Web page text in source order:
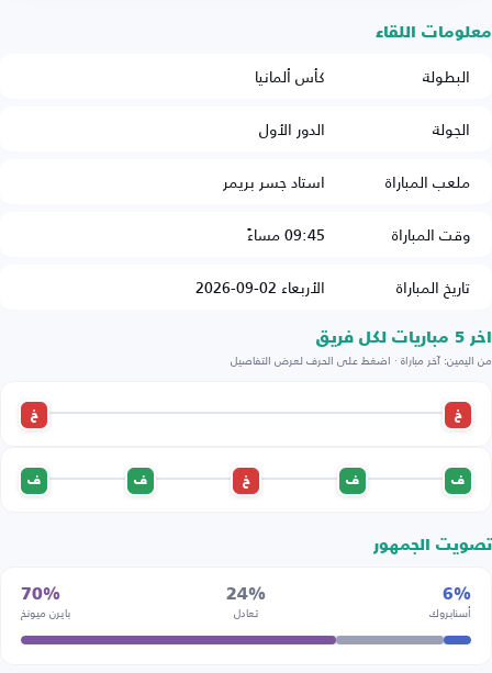
معلومات اللقاء
البطولة
كأس ألمانيا
الجولة
الدور الأول
ملعب المباراة
استاد جسر بريمر
وقت المباراة
09:45 مساءً
تاريخ المباراة
الأربعاء 02-09-2026
اخر 5 مباريات لكل فريق
من اليمين: آخر مباراة · اضغط على الحرف لعرض التفاصيل
خ خ
ف ف خ ف ف
تصويت الجمهور
6%
أسنابروك
24%
تعادل
70%
بايرن ميونخ